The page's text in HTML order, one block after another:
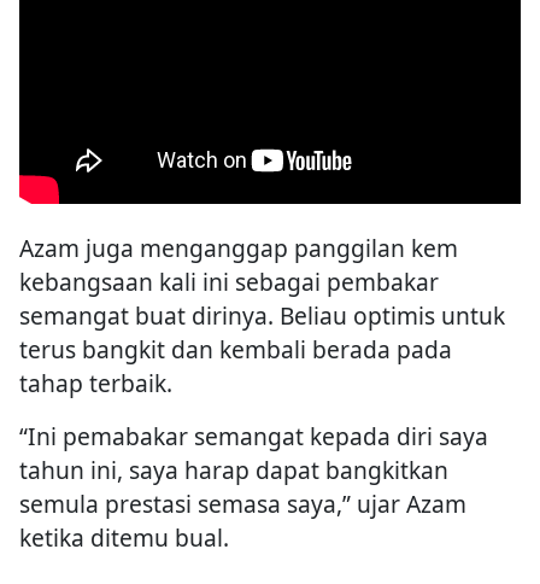
Azam juga menganggap panggilan kem
kebangsaan kali ini sebagai pembakar
semangat buat dirinya. Beliau optimis untuk
terus bangkit dan kembali berada pada
tahap terbaik.
“Ini pemabakar semangat kepada diri saya
tahun ini, saya harap dapat bangkitkan
semula prestasi semasa saya,” ujar Azam
ketika ditemu bual.